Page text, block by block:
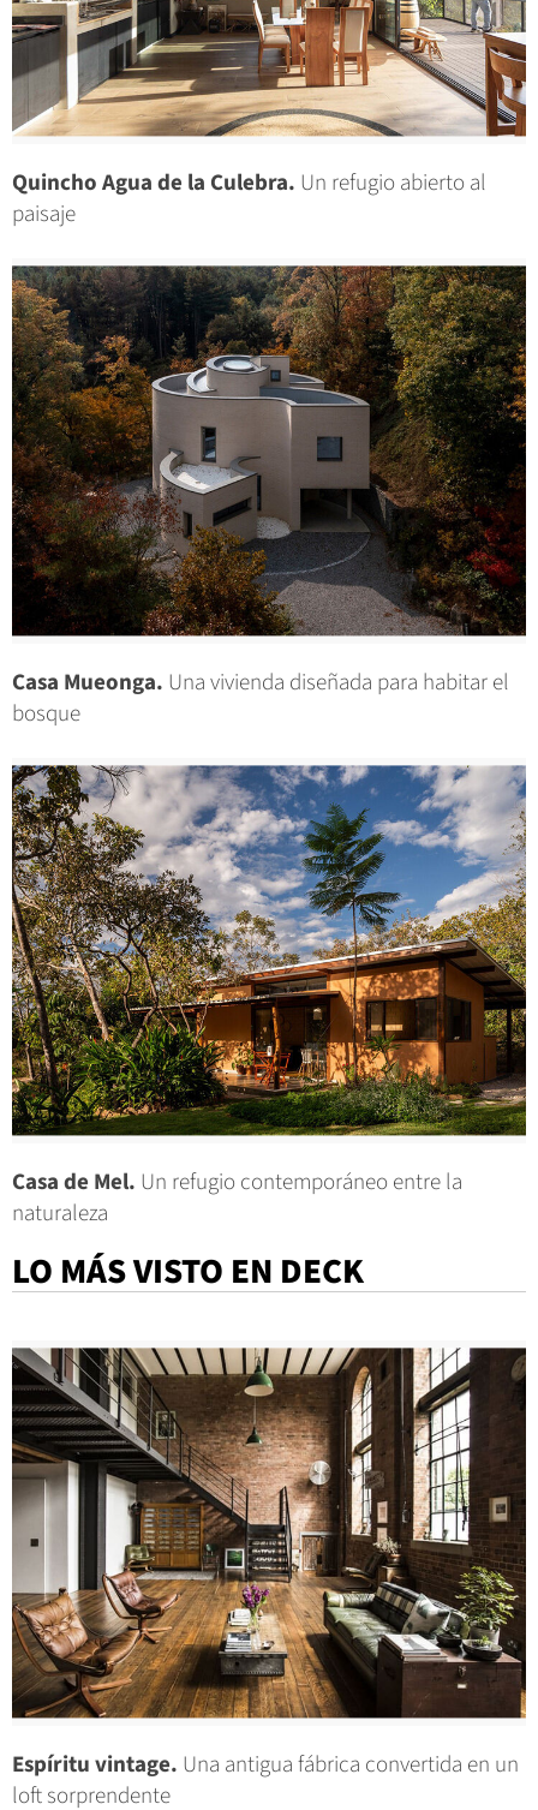
Quincho Agua de la Culebra. Un refugio abierto al
paisaje
Casa Mueonga. Una vivienda diseñada para habitar el
bosque
Casa de Mel. Un refugio contemporáneo entre la
naturaleza
LO MÁS VISTO EN DECK
Espíritu vintage. Una antigua fábrica convertida en un
loft sorprendente